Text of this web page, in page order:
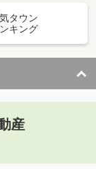
１
町３
タウン
キング
産